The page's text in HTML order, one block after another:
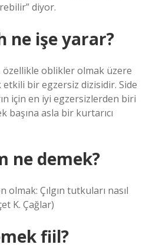
diyor.
ne işe yarar?
özellikle oblikler olmak üzere
etkili bir egzersiz dizisidir. Side
için en iyi egzersizlerden biri
başına asla bir kurtarıcı
ne demek?
Çılgın tutkuları nasıl
K. Çağlar)
fiil?